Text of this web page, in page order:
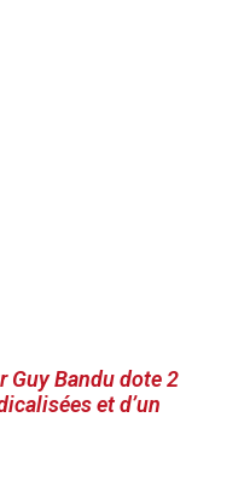
Guy Bandu dote 2
et d’un